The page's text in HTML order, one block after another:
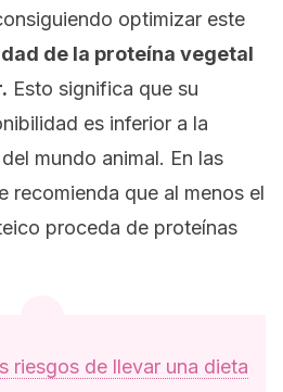
optimizar este
de la proteína vegetal
Esto significa que su
es inferior a la
mundo animal. En las
recomienda que al menos el
proceda de proteínas
riesgos de llevar una dieta